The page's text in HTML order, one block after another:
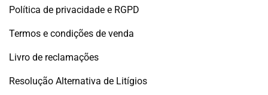
Política de privacidade e RGPD
Termos e condições de venda
Livro de reclamações
Resolução Alternativa de Litígios